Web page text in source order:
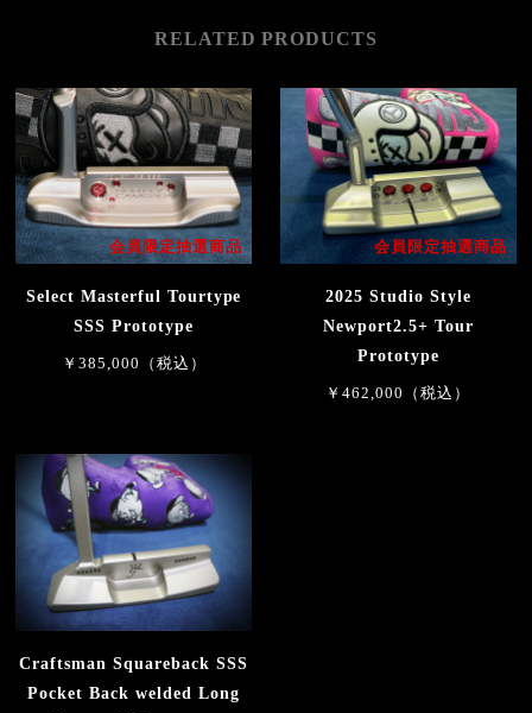
RELATED PRODUCTS
会員限定抽選商品
Select Masterful Tourtype
SSS Prototype
￥385,000（税込）
会員限定抽選商品
2025 Studio Style
Newport2.5+ Tour
Prototype
￥462,000（税込）
Craftsman Squareback SSS
Pocket Back welded Long